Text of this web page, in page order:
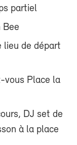
partiel
Bee
lieu de départ
vous Place la
DJ set de
à la place